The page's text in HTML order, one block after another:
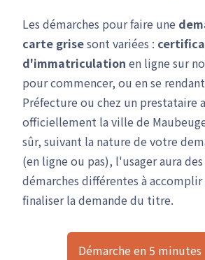
Les démarches pour faire une
carte grisesont variées :
d'immatriculation en ligne sur
pour commencer, ou en se
Préfecture ou chez un prestataire
officiellement la ville de
sûr, suivant la nature de votre
(en ligne ou pas), l'usager aura des
démarches différentes à
finaliser la demande du titre.
Démarche en 5 minutes